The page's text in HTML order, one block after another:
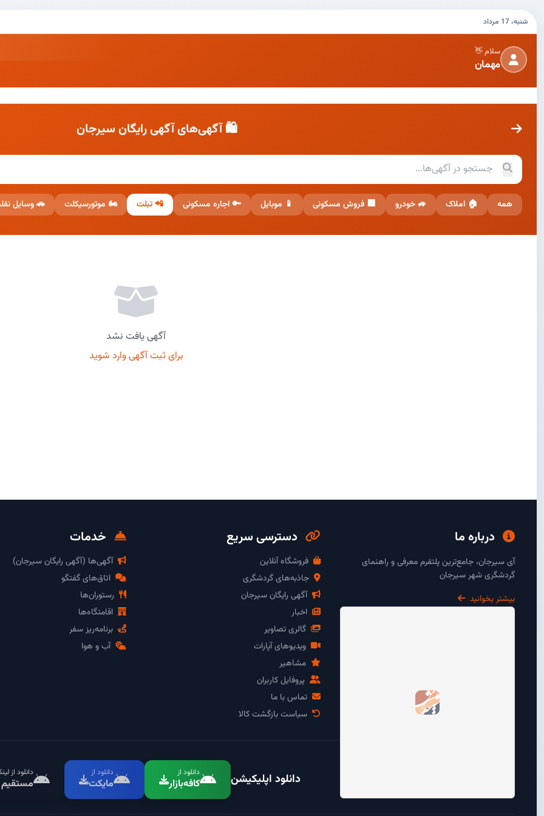
شنبه، 17 مرداد
سلام 👋
مهمان
🛍️ آگهی‌های آگهی رایگان سیرجان
همه 🏠 املاک 🚙 خودرو 🏢 فروش مسکونی 📱 موبایل 🔑 اجاره مسکونی 📲 تبلت 🏍️ موتورسیکلت 🚗 وسایل
آگهی یافت نشد
برای ثبت آگهی وارد شوید
درباره ما
آی سیرجان، جامع‌ترین پلتفرم معرفی و راهنمای
گردشگری شهر سیرجان
بیشتر بخوانید
دسترسی سریع
فروشگاه آنلاین
جاذبه‌های گردشگری
آگهی رایگان سیرجان
اخبار
گالری تصاویر
ویدیوهای آپارات
مشاهیر
پروفایل کاربران
تماس با ما
سیاست بازگشت کالا
خدمات
آگهی‌ها (آگهی رایگان سیرجان)
اتاق‌های گفتگو
رستوران‌ها
اقامتگاه‌ها
برنامه‌ریز سفر
آب و هوا
دانلود اپلیکیشن دانلود از
کافه‌بازار
دانلود از
مایکت
دانلود از
مستقیم